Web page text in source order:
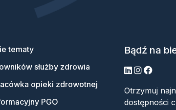
tematy
służby zdrowia
opieki zdrowotnej
PGO
Bądź na
LinkedIn
Instagram
Otrzymuj
dostępności